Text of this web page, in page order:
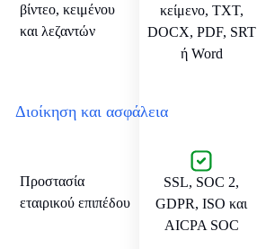
βίντεο, κειμένου
και λεζαντών
κείμενο, TXT,
DOCX, PDF, SRT
ή Word
Διοίκηση και ασφάλεια
Προστασία
εταιρικού επιπέδου
SSL, SOC 2,
GDPR, ISO και
AICPA SOC